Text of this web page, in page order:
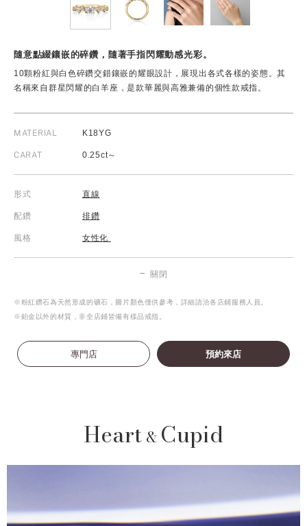
隨意點綴鑲嵌的碎鑽，隨著手指閃耀動感光彩。
10顆粉紅與白色碎鑽交錯鑲嵌的耀眼設計，展現出各式各樣的姿態。其
名稱來自群星閃耀的白羊座，是款華麗與高雅兼備的個性款戒指。
MATERIAL K18YG
CARAT 0.25ct～
形式 直線
配鑽 排鑽
風格 女性化
關閉
※粉紅鑽石為天然形成的礦石，圖片顏色僅供參考，詳細請洽各店鋪服務人員。
※鉑金以外的材質，非全店鋪皆備有樣品戒指。
專門店 預約來店
Heart & Cupid